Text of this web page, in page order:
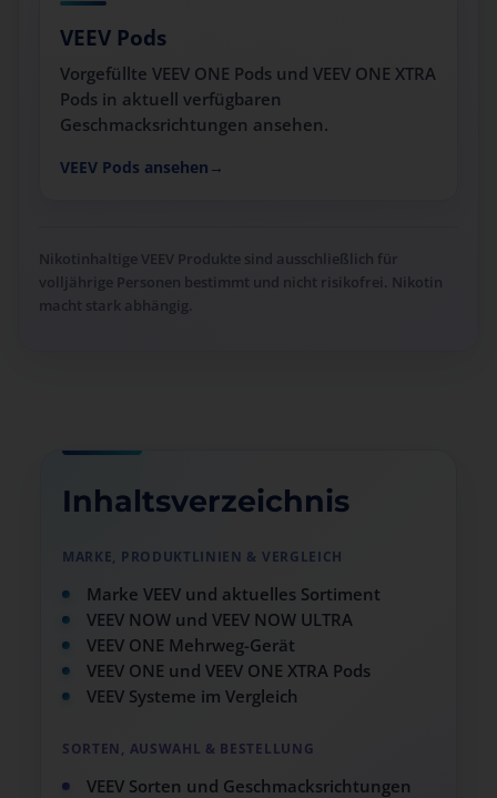
VEEV Pods
Vorgefüllte VEEV ONE Pods und VEEV ONE XTRA
Pods in aktuell verfügbaren
Geschmacksrichtungen ansehen.
VEEV Pods ansehen
Nikotinhaltige VEEV Produkte sind ausschließlich für
volljährige Personen bestimmt und nicht risikofrei. Nikotin
macht stark abhängig.
Inhaltsverzeichnis
MARKE, PRODUKTLINIEN & VERGLEICH
Marke VEEV und aktuelles Sortiment
VEEV NOW und VEEV NOW ULTRA
VEEV ONE Mehrweg-Gerät
VEEV ONE und VEEV ONE XTRA Pods
VEEV Systeme im Vergleich
SORTEN, AUSWAHL & BESTELLUNG
VEEV Sorten und Geschmacksrichtungen